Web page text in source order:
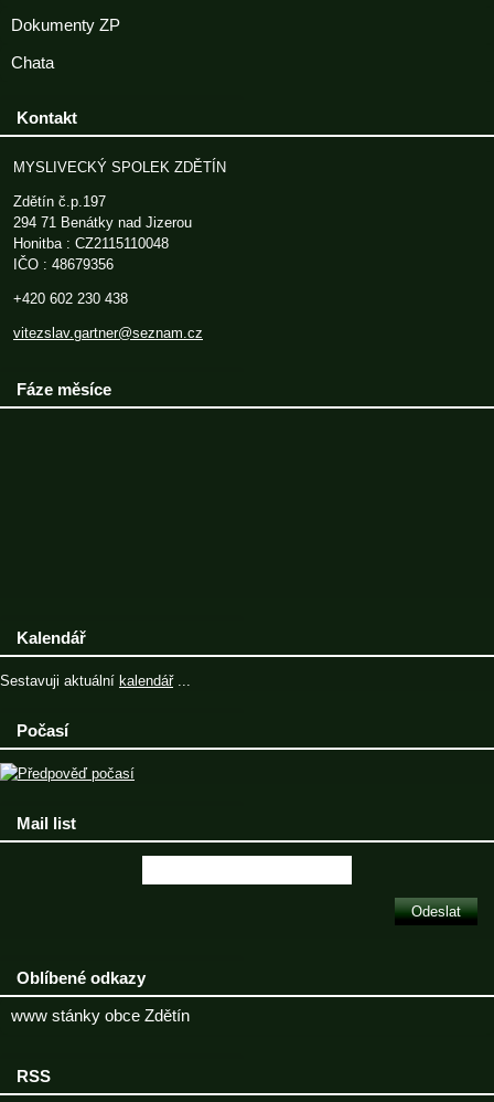
Dokumenty ZP
Chata
Kontakt
MYSLIVECKÝ SPOLEK ZDĚTÍN
Zdětín č.p.197
294 71 Benátky nad Jizerou
Honitba : CZ2115110048
IČO : 48679356
+420 602 230 438
vitezslav.gartner@seznam.cz
Fáze měsíce
Kalendář
Sestavuji aktuální kalendář...
Počasí
Mail list
Oblíbené odkazy
www stánky obce Zdětín
RSS